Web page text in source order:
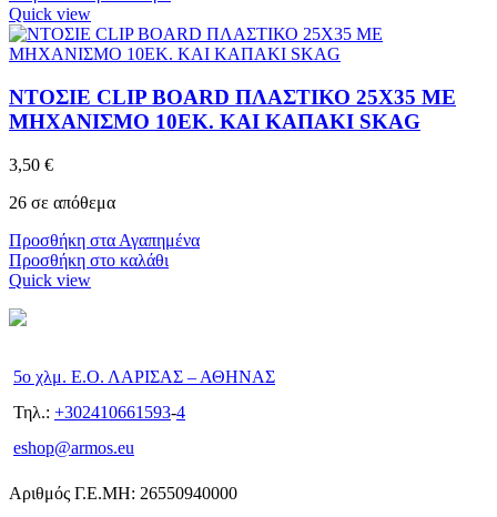
Quick view
ΝΤΟΣΙΕ CLIP BOARD ΠΛΑΣΤΙΚΟ 25X35 ΜΕ
ΜΗΧΑΝΙΣΜΟ 10ΕΚ. ΚΑΙ ΚΑΠΑΚΙ SKAG
3,50 €
26 σε απόθεμα
Προσθήκη στα Αγαπημένα
Προσθήκη στο καλάθι
Quick view
5ο χλμ. Ε.Ο. ΛΑΡΙΣΑΣ – ΑΘΗΝΑΣ
Τηλ.: +302410661593-4
eshop@armos.eu
Αριθμός Γ.Ε.ΜΗ: 26550940000